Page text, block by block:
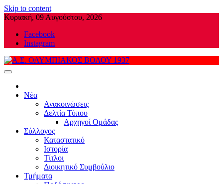
Skip to content
Κυριακή, 09 Αυγούστου, 2026
Facebook
Instagram
Νέα
Ανακοινώσεις
Δελτία Τύπου
Αρχηγοί Ομάδας
Σύλλογος
Καταστατικό
Ιστορία
Τίτλοι
Διοικητικό Συμβούλιο
Τμήματα